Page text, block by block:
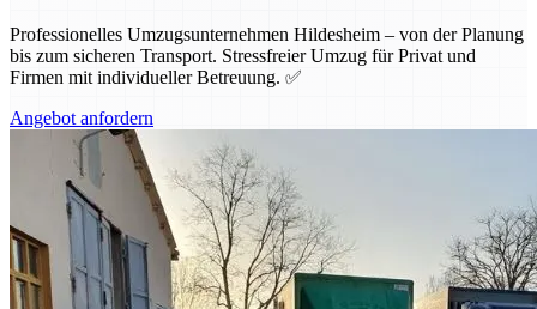
Professionelles Umzugsunternehmen Hildesheim – von der Planung
bis zum sicheren Transport. Stressfreier Umzug für Privat und
Firmen mit individueller Betreuung. ✅
Angebot anfordern